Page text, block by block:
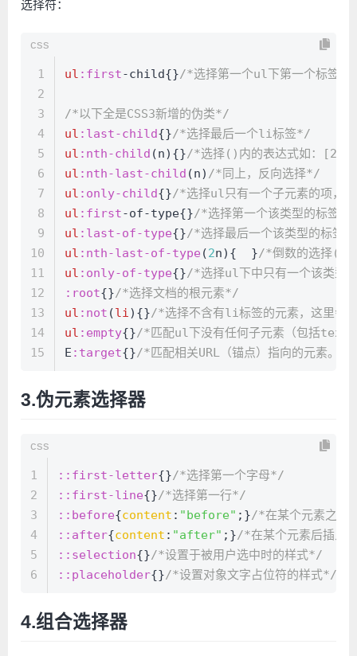
选择符：
css
1
2
3
4
5
6
7
8
9
10
11
12
13
14
15
ul :first-child{}/*选择第一个ul下第一个标签
/*以下全是CSS3新增的伪类*/
ul :last-child{}/*选择最后一个li标签*/
ul :nth-child (n){}/*选择()内的表达式如：
ul :nth-last-child (n) /*同上，反向选择*/
ul :only-child{}/*选择ul只有一个子元素的项，
ul :first-of-type{}/*选择第一个该类型的标签
ul :last-of-type{}/*选择最后一个该类型的标签
ul :nth-last-of-type (2n){  }/*倒数的选择(.)
ul :only-of-type{}/*选择ul下中只有一个该类型
:root{}/*选择文档的根元素*/
ul :not (li){}/*选择不含有li标签的元素，这里会
ul :empty{}/*匹配ul下没有任何子元素（包括text
E :target{}/*匹配相关URL（锚点）指向的元素。*/
3.伪元素选择器
css
1
2
3
4
5
6
::first-letter{}/*选择第一个字母*/
::first-line{}/*选择第一行*/
::before{content : "before" ;}/*在某个元素之前
::after{content : "after" ;}/*在某个元素后插入
::selection{}/*设置于被用户选中时的样式*/
::placeholder{}/*设置对象文字占位符的样式*/
4.组合选择器